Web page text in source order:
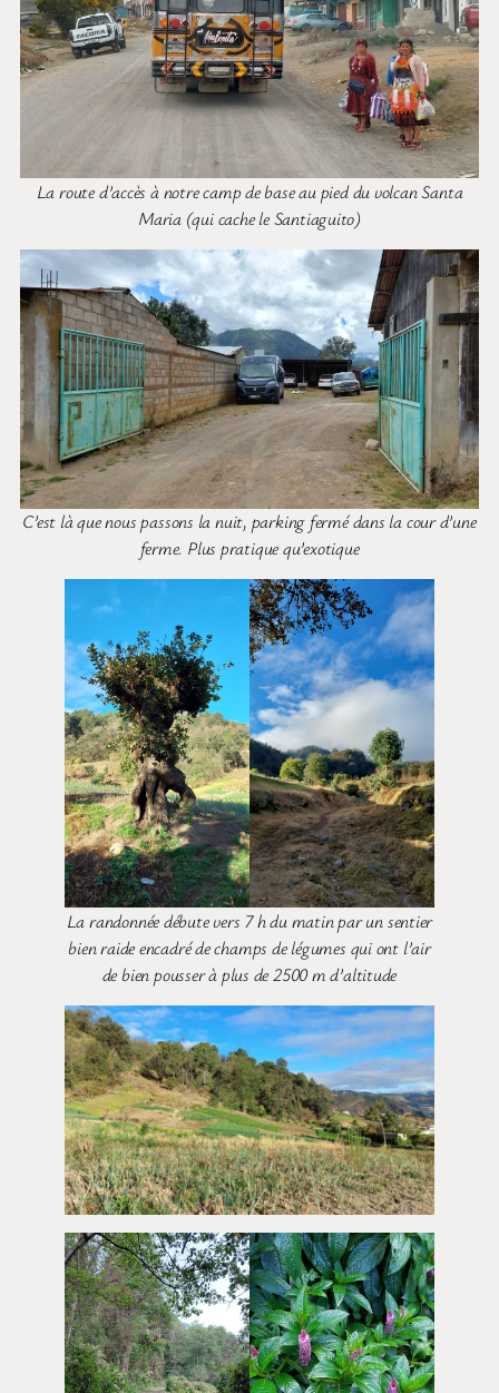
La route d’accès à notre camp de base au pied du volcan Santa
Maria (qui cache le Santiaguito)
C’est là que nous passons la nuit, parking fermé dans la cour d’une
ferme. Plus pratique qu’exotique
La randonnée débute vers 7 h du matin par un sentier
bien raide encadré de champs de légumes qui ont l’air
de bien pousser à plus de 2500 m d’altitude